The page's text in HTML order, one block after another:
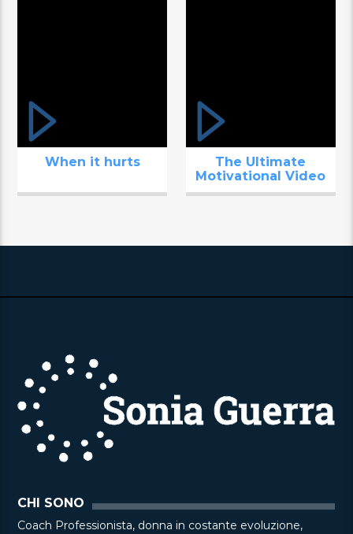
When it hurts
The Ultimate
Motivational Video
CHI SONO
Coach Professionista, donna in costante evoluzione,